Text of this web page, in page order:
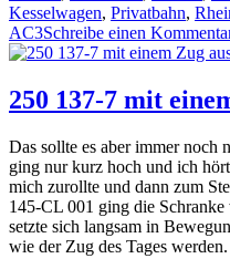
Kesselwagen, Privatbahn,
AC3Schreibe einen
250 137-7 mit
Das sollte es aber immer noch
ging nur kurz hoch und ich
mich zurollte und dann zum
145-CL 001 ging die
setzte sich langsam in
wie der Zug des Tages werden.